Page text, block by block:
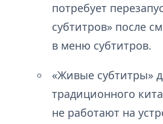
потребует
субтитров» после
в меню субтитров.
«Живые субтитры»
традиционного
не работают на